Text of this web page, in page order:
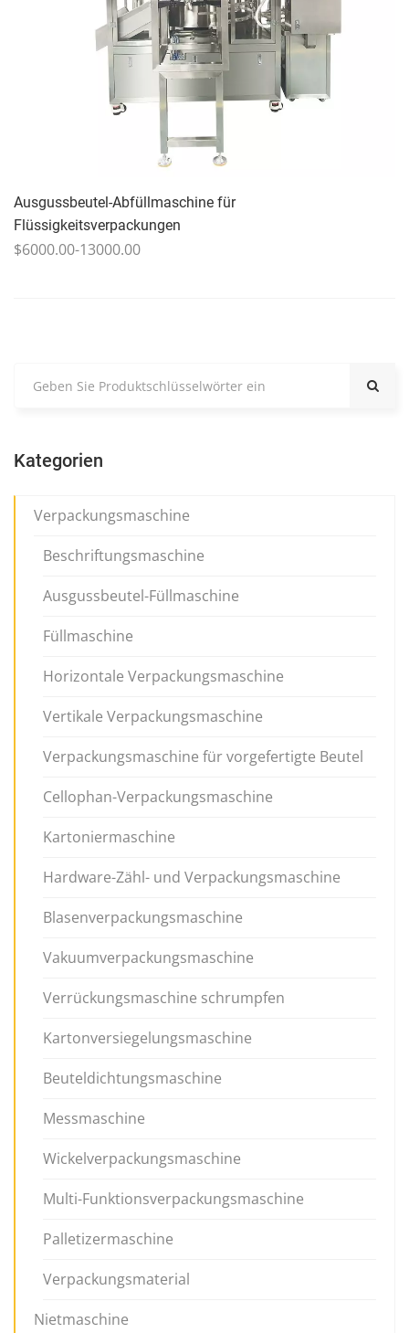
Ausgussbeutel-Abfüllmaschine für
Flüssigkeitsverpackungen
$6000.00-13000.00
Kategorien
Verpackungsmaschine
Beschriftungsmaschine
Ausgussbeutel-Füllmaschine
Füllmaschine
Horizontale Verpackungsmaschine
Vertikale Verpackungsmaschine
Verpackungsmaschine für vorgefertigte Beutel
Cellophan-Verpackungsmaschine
Kartoniermaschine
Hardware-Zähl- und Verpackungsmaschine
Blasenverpackungsmaschine
Vakuumverpackungsmaschine
Verrückungsmaschine schrumpfen
Kartonversiegelungsmaschine
Beuteldichtungsmaschine
Messmaschine
Wickelverpackungsmaschine
Multi-Funktionsverpackungsmaschine
Palletizermaschine
Verpackungsmaterial
Nietmaschine